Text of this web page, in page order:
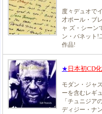
度々デュオで
才ポール・ブ
ャ ズ・シーン
ン・バネット!
作品!
★ 日本初CD
モダン・ジャ
ーを含むレギ
「チュニジア
ディジー・ナ